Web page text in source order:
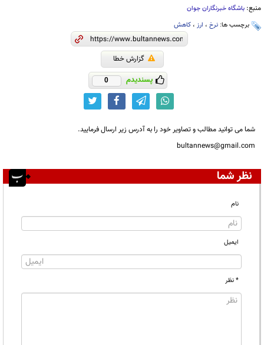
منبع: باشگاه خبرنگاران جوان
برچسب ها: نرخ ، ارز ، کاهش
گزارش خطا
پسندیدم 0
شما می توانید مطالب و تصاویر خود را به آدرس زیر ارسال فرمایید.
bultannews@gmail.com
نظر شما
نام
ایمیل
* نظر